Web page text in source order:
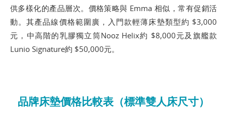
供多樣化的產品層次。價格策略與 Emma 相似，常有促銷活
動。其產品線價格範圍廣，入門款輕薄床墊類型約 $3,000
元，中高階的乳膠獨立筒Nooz Helix約 $8,000元及旗艦款
Lunio Signature約 $50,000元。
品牌床墊價格比較表（標準雙人床尺寸）